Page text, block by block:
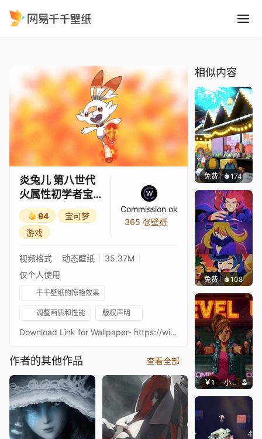
炎兔儿 第八世代
火属性初学者宝
可梦 宝可梦 剑/盾
伽勒尔地区。
94
宝可梦
游戏
Commission ok
365 张壁纸
视频格式 动态壁纸
35.37M
仅个人使用
千千壁纸的惊艳效果
调整画质和性能 版权声明
Download Link for Wallpaper- https://wishes2.com/KQqU-Streamlab/ Support and sustain channel by donation- https://streamlabs.com/cybustcheehanMake Any Wallpaper Animation Request{链接已删除}http://shrinkearn.com/hwpSubscribe Youtube{链接已删除}https://bit.ly/2DIm2RS
作者的其他作品 查看全部
相似内容
免费 174Pizza
免费 108
￥1 小鹿子